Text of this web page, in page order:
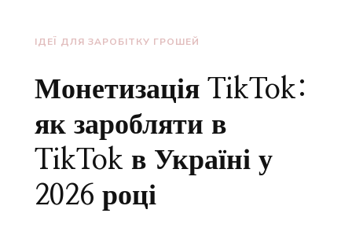
ІДЕЇ ДЛЯ ЗАРОБІТКУ ГРОШЕЙ
Монетизація TikTok:
як заробляти в
TikTok в Україні у
2026 році